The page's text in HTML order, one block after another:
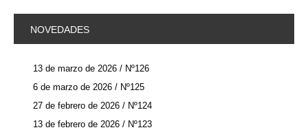
NOVEDADES
13 de marzo de 2026 / Nº126
6 de marzo de 2026 / Nº125
27 de febrero de 2026 / Nº124
13 de febrero de 2026 / Nº123